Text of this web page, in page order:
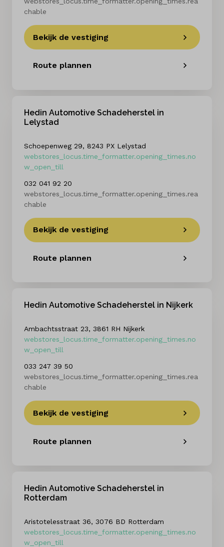
chable
Bekijk de vestiging
Route plannen
Hedin Automotive Schadeherstel in
Lelystad
Schoepenweg 29, 8243 PX Lelystad
webstores_locus.time_formatter.opening_times.no
w_open_till
032 041 92 20
webstores_locus.time_formatter.opening_times.rea
chable
Bekijk de vestiging
Route plannen
Hedin Automotive Schadeherstel in Nijkerk
Ambachtsstraat 23, 3861 RH Nijkerk
webstores_locus.time_formatter.opening_times.no
w_open_till
033 247 39 50
webstores_locus.time_formatter.opening_times.rea
chable
Bekijk de vestiging
Route plannen
Hedin Automotive Schadeherstel in
Rotterdam
Aristotelesstraat 36, 3076 BD Rotterdam
webstores_locus.time_formatter.opening_times.no
w_open_till